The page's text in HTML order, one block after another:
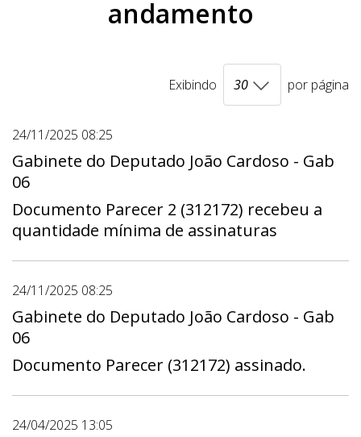
andamento
Exibindo por página
24/11/2025 08:25
Gabinete do Deputado João Cardoso - Gab
06
Documento Parecer 2 (312172) recebeu a
quantidade mínima de assinaturas
24/11/2025 08:25
Gabinete do Deputado João Cardoso - Gab
06
Documento Parecer (312172) assinado.
24/04/2025 13:05